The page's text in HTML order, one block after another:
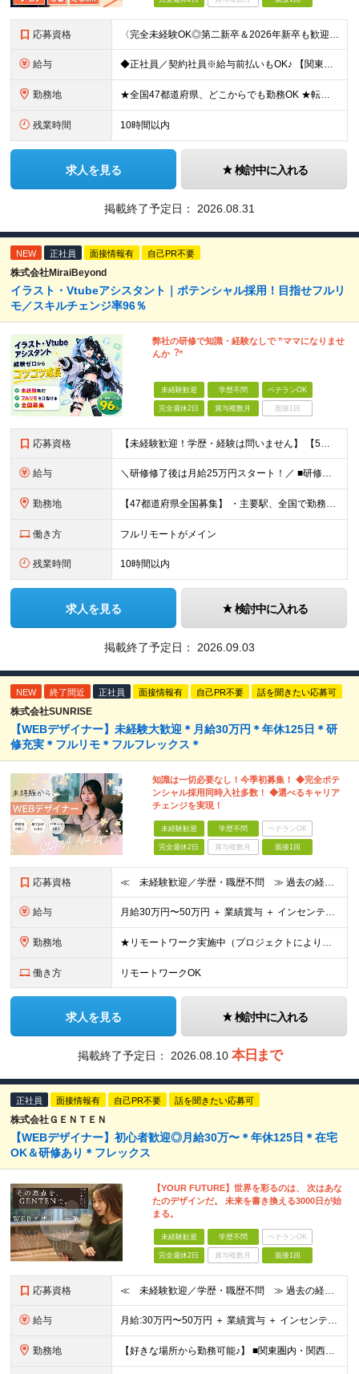
応募資格 〈完全未経験OK◎第二新卒＆2026年新卒も歓迎します！〉 ☆「VtubeやVRChatが気になる！」の志望動機でOK ☆社会人デビューOK／学歴・経歴不問 未経験スタート前提のポテンシャル採用。
給与 ◆正社員／契約社員※給与前払いもOK♪ 【関東（一都三県）】 月給25万円～ ※固定残業代（月20時間分／月3万2383円）を含む。超過分は別途支給。 ※試用期間中の給与は月給23万円～ 【関東（北
勤務地 ★全国47都道府県、どこからでも勤務OK ★転勤なし！腰を据えて活躍◎ ★マイカー通勤OK（拠点による） ★業務に慣れたら、ゆくゆくはリモート併用やフルリモートも可能 全国のお客様先にて勤務していた
残業時間 10時間以内
求人を見る 検討中に入れる
掲載終了予定日： 2026.08.31
NEW 正社員 面接情報有 自己PR不要
株式会社MiraiBeyond
イラスト・Vtubeアシスタント｜ポテンシャル採用！目指せフルリ
モ／スキルチェンジ率96％
弊社の研修で知識・経験なしで ”ママになりませ
んか︖”
未経験歓迎 学歴不問 ベテランOK
完全週休2日 賞与複数月 面接1回
応募資格 【未経験歓迎！学歴・経験は問いません】 【5名以上の積極採用を予定！】 事業拡大中につき、 これからイラストレーターを目指したい方を積極採用中です！ 「イラストを仕事にしてみたい」 「好きなことを
給与 ＼研修修了後は月給25万円スタート！／ ■研修修了後 月給25万円＋賞与＋インセンティブ賞与 ※残業代は別途支給 ▽研修期間▽ 【未経験者】 ▶ 月給20万円～ 【固定残業代について】
勤務地 【47都道府県全国募集】 ・主要駅、全国で勤務可能！ ・どこに住んでいても応募可能！ 【東京本社】 東京都品川区東品川5-9-2 ≪リモート研修♪⾯接も基本的にオンラインで実施します≫ －主要駅
働き方 フルリモートがメイン
残業時間 10時間以内
求人を見る 検討中に入れる
掲載終了予定日： 2026.09.03
NEW 終了間近 正社員 面接情報有 自己PR不要 話を聞きたい応募可
株式会社SUNRISE
【WEBデザイナー】未経験大歓迎＊月給30万円＊年休125日＊研
修充実＊フルリモ＊フルフレックス＊
知識は一切必要なし！今季初募集！ ◆完全ポテ
ンシャル採用同時入社多数！ ◆選べるキャリア
チェンジを実現！
未経験歓迎 学歴不問 ベテランOK
完全週休2日 賞与複数月 面接1回
応募資格 ≪ 未経験歓迎／学歴・職歴不問 ≫ 過去の経歴は一切不問。 「いままで」よりも「これから」を 重視した採用を行っています！ ▼▼こんな想いがある方大歓迎▼▼ ・WEBデザインに興味がある！ ・WEB
給与 ⽉給30万円〜50万円 ＋ 業績賞与 ＋ インセンティブ賞与 経験者：35万円～ ※IT新人時25万円〜 ※経験・スキルを考慮の上、決定します。 ※経験者は別途優遇！ ★試⽤期間：3ヶ⽉ ★学
勤務地 ★リモートワーク実施中（プロジェクトによりフルリモートもあり） ★配属先は希望を最⼤限考慮
働き方 リモートワークOK
求人を見る 検討中に入れる
掲載終了予定日： 2026.08.10 本日まで
正社員 面接情報有 自己PR不要 話を聞きたい応募可
株式会社ＧＥＮＴＥＮ
【WEBデザイナー】初⼼者歓迎◎⽉給30万〜＊年休125⽇＊在宅
OK＆研修あり＊フレックス
【YOUR FUTURE】世界を彩るのは、 次はあな
たのデザインだ。 未来を書き換える3000⽇が始
まる。
未経験歓迎 学歴不問 ベテランOK
完全週休2日 賞与複数月 面接1回
応募資格 ≪ 未経験歓迎／学歴・職歴不問 ≫ 過去の経歴は一切不問。 「いままで」よりも「これから」を 重視した採用を行っています！ ▼▼こんな想いがある方大歓迎▼▼ ・WEBデザインに興味がある ・自由な環
給与 ⽉給:30万円〜50万円 ＋ 業績賞与 ＋ インセンティブ賞与 経験者：35万円～ ※経験・スキルを考慮の上、決定します。 ※経験者は別途優遇！ ★試用期間6ヶ月（期間中は月給21万円～）
勤務地 【好きな場所から勤務可能♪】 ■関東圏内・関西圏内 または⾸都圏近郊のプロジェクト先 ★リモートワーク実施中（プロジェクトによりフルリモートもあり） ★転居を伴う転勤なし ★配属先は希望を最⼤限考慮